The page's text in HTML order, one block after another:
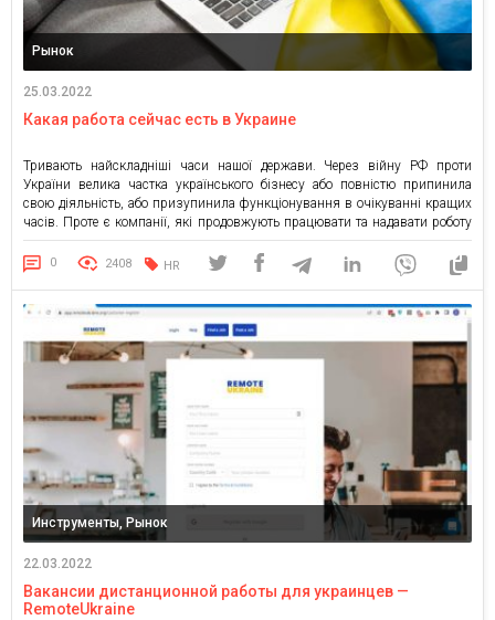
Рынок
25.03.2022
Какая работа сейчас есть в Украине
Тривають найскладніші часи нашої держави. Через війну РФ проти
України велика частка українського бізнесу або повністю припинила
свою діяльність, або призупинила функціонування в очікуванні кращих
часів. Проте є компанії, які продовжують працювати та надавати роботу
українцям. Ринок праці оговтався від цілковитого завмирання та існує в
умовах війни. Українці, які лишилися роботи внаслідок припинення
0 2408 HR
Инструменты, Рынок
22.03.2022
Вакансии дистанционной работы для украинцев —
RemoteUkraine